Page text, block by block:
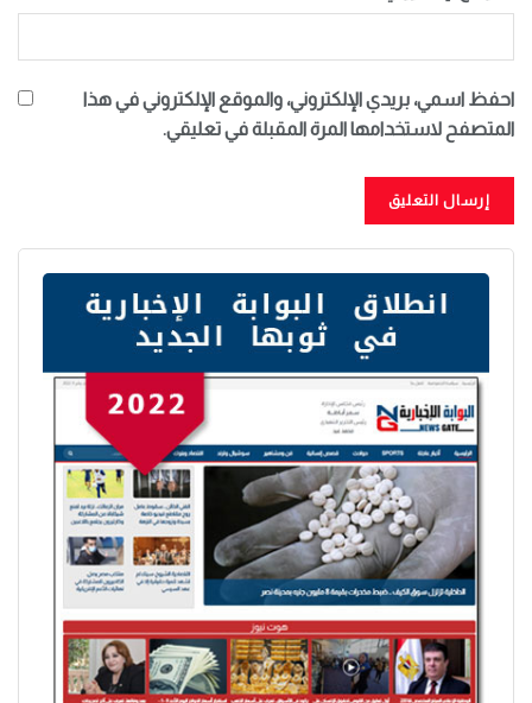
احفظ اسمي، بريدي الإلكتروني، والموقع الإلكتروني في هذا
المتصفح لاستخدامها المرة المقبلة في تعليقي.